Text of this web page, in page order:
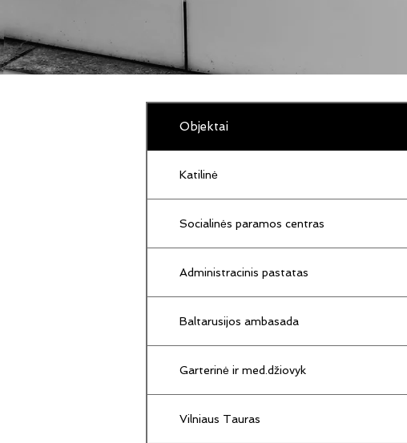
Objektai
Katilinė
Socialinės paramos centras
Administracinis pastatas
Baltarusijos ambasada
Garterinė ir med.džiovyk
Vilniaus Tauras